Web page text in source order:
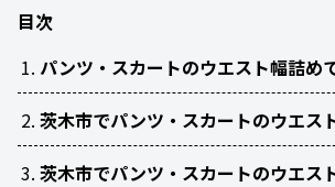
目次
パンツ・スカートのウエスト幅詰め
茨木市でパンツ・スカートのウエス
茨木市でパンツ・スカートのウエス